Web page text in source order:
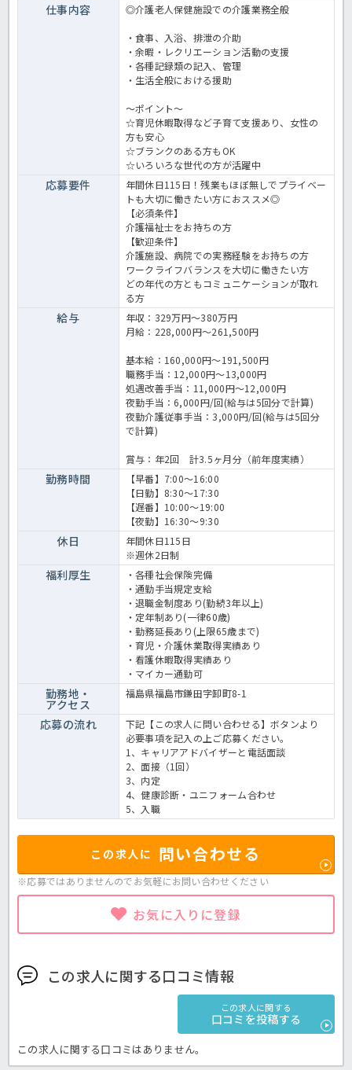
仕事内容 ◎介護老人保健施設での介護業務全般
・食事、入浴、排泄の介助
・余暇・レクリエーション活動の支援
・各種記録類の記入、管理
・生活全般における援助
～ポイント～
☆育児休暇取得など子育て支援あり、女性の
方も安心
☆ブランクのある方もOK
☆いろいろな世代の方が活躍中
応募要件
年間休日115日！残業もほぼ無しでプライベー
トも大切に働きたい方におススメ◎
【必須条件】
介護福祉士をお持ちの方
【歓迎条件】
介護施設、病院での実務経験をお持ちの方
ワークライフバランスを大切に働きたい方
どの年代の方ともコミュニケーションが取れ
る方
給与
年収：329万円～380万円
月給：228,000円～261,500円
基本給：160,000円～191,500円
職務手当：12,000円～13,000円
処遇改善手当：11,000円～12,000円
夜勤手当：6,000円/回(給与は5回分で計算)
夜勤介護従事手当：3,000円/回(給与は5回分
で計算)
賞与：年2回 計3.5ヶ月分（前年度実績）
勤務時間
【早番】7:00～16:00
【日勤】8:30～17:30
【遅番】10:00～19:00
【夜勤】16:30～9:30
休日
年間休日115日
※週休2日制
福利厚生
・各種社会保険完備
・通勤手当規定支給
・退職金制度あり(勤続3年以上)
・定年制あり(一律60歳)
・勤務延長あり(上限65歳まで)
・育児・介護休業取得実績あり
・看護休暇取得実績あり
・マイカー通勤可
勤務地・
アクセス
福島県福島市鎌田字卸町8-1
応募の流れ
下記【この求人に問い合わせる】ボタンより
必要事項を記入の上ご応募ください。
1、キャリアアドバイザーと電話面談
2、面接（1回）
3、内定
4、健康診断・ユニフォーム合わせ
5、入職
この求人に 問い合わせる
※応募ではありませんのでお気軽にお問い合わせください
お気に入りに登録
この求人に関する口コミ情報
この求人に関する
口コミを投稿する
この求人に関する口コミはありません。